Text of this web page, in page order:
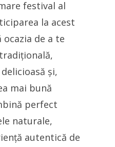
festival al
la acest
de a te
și,
mai bună
perfect
naturale,
autentică de